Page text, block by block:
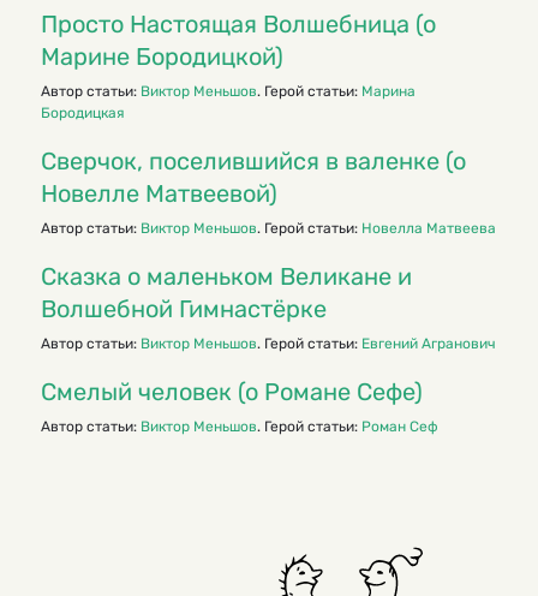
Просто Настоящая Волшебница (о
Марине Бородицкой)
Автор статьи: Виктор Меньшов. Герой статьи: Марина
Бородицкая
Сверчок, поселившийся в валенке (о
Новелле Матвеевой)
Автор статьи: Виктор Меньшов. Герой статьи: Новелла Матвеева
Сказка о маленьком Великане и
Волшебной Гимнастёрке
Автор статьи: Виктор Меньшов. Герой статьи: Евгений Агранович
Смелый человек (о Романе Сефе)
Автор статьи: Виктор Меньшов. Герой статьи: Роман Сеф